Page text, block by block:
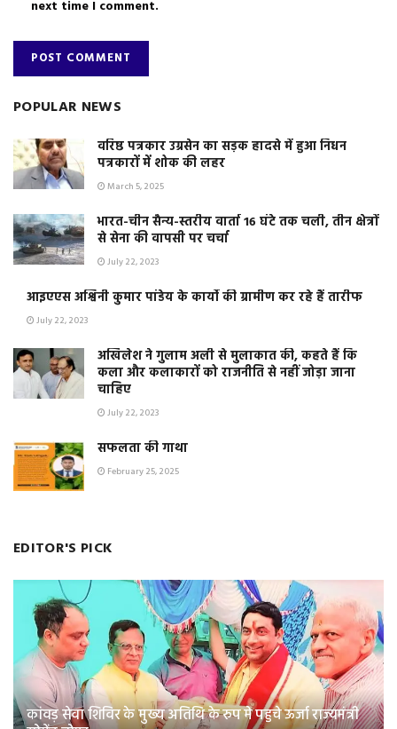
next time I comment.
POPULAR NEWS
वरिष्ठ पत्रकार उग्रसेन का सड़क हादसे में हुआ निधन
पत्रकारों में शोक की लहर
March 5, 2025
भारत-चीन सैन्य-स्तरीय वार्ता 16 घंटे तक चली, तीन क्षेत्रों
से सेना की वापसी पर चर्चा
July 22, 2023
आइएएस अश्विनी कुमार पांडेय के कार्यो की ग्रामीण कर रहे हैं तारीफ
July 22, 2023
अखिलेश ने गुलाम अली से मुलाकात की, कहते हैं कि
कला और कलाकारों को राजनीति से नहीं जोड़ा जाना
चाहिए
July 22, 2023
सफलता की गाथा
February 25, 2025
EDITOR'S PICK
कांवड़ सेवा शिविर के मुख्य अतिथि के रुप मे पहुचे ऊर्जा राज्यमंत्री